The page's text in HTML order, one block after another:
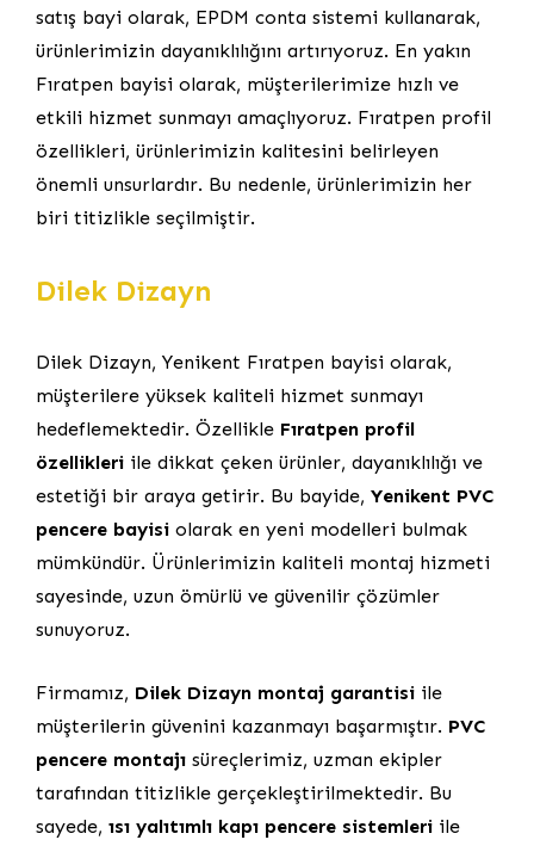
satış bayi olarak, EPDM conta sistemi kullanarak,
ürünlerimizin dayanıklılığını artırıyoruz. En yakın
Fıratpen bayisi olarak, müşterilerimize hızlı ve
etkili hizmet sunmayı amaçlıyoruz. Fıratpen profil
özellikleri, ürünlerimizin kalitesini belirleyen
önemli unsurlardır. Bu nedenle, ürünlerimizin her
biri titizlikle seçilmiştir.
Dilek Dizayn
Dilek Dizayn, Yenikent Fıratpen bayisi olarak,
müşterilere yüksek kaliteli hizmet sunmayı
hedeflemektedir. Özellikle Fıratpen profil
özellikleri ile dikkat çeken ürünler, dayanıklılığı ve
estetiği bir araya getirir. Bu bayide, Yenikent PVC
pencere bayisi olarak en yeni modelleri bulmak
mümkündür. Ürünlerimizin kaliteli montaj hizmeti
sayesinde, uzun ömürlü ve güvenilir çözümler
sunuyoruz.
Firmamız, Dilek Dizayn montaj garantisi ile
müşterilerin güvenini kazanmayı başarmıştır. PVC
pencere montajı süreçlerimiz, uzman ekipler
tarafından titizlikle gerçekleştirilmektedir. Bu
sayede, ısı yalıtımlı kapı pencere sistemleri ile